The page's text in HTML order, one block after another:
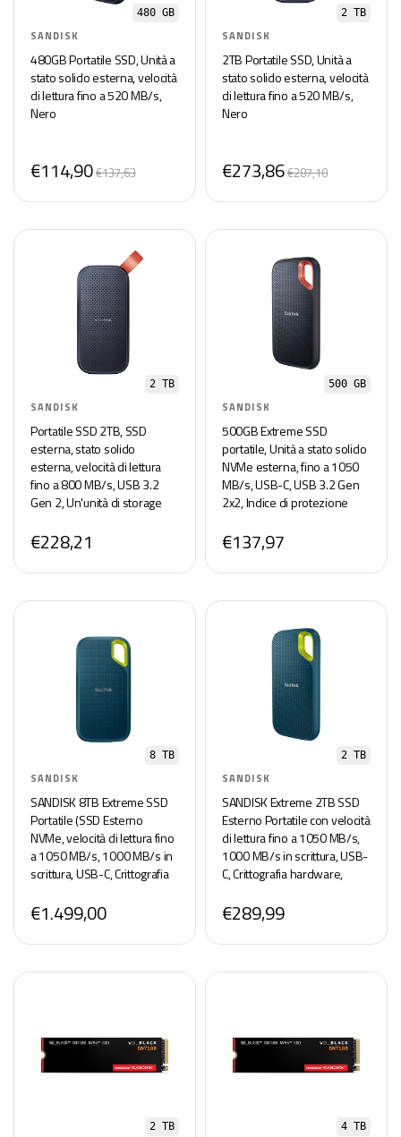
480 GB
SANDISK
480GB Portatile SSD, Unità a
stato solido esterna, velocità
di lettura fino a 520 MB/s,
Nero
€114,90€137,63
2 TB
SANDISK
2TB Portatile SSD, Unità a
stato solido esterna, velocità
di lettura fino a 520 MB/s,
Nero
€273,86€287,10
2 TB
SANDISK
Portatile SSD 2TB, SSD
esterna, stato solido
esterna, velocità di lettura
fino a 800 MB/s, USB 3.2
Gen 2, Un'unità di storage
contentuti e ricordi
€228,21
500 GB
SANDISK
500GB Extreme SSD
portatile, Unità a stato solido
NVMe esterna, fino a 1050
MB/s, USB-C, USB 3.2 Gen
2x2, Indice di protezione
acqua e polvere, Nero
€137,97
8 TB
SANDISK
SANDISK 8TB Extreme SSD
Portatile (SSD Esterno
NVMe, velocità di lettura fino
a 1050 MB/s, 1000 MB/s in
scrittura, USB-C, Crittografia
resistenza ad acqua e
polvere) Monterey
€1.499,00
2 TB
SANDISK
SANDISK Extreme 2TB SSD
Esterno Portatile con velocità
di lettura fino a 1050 MB/s,
1000 MB/s in scrittura, USB-
C, Crittografia hardware,
resistenza ad acqua e
polvere, Monterey
€289,99
2 TB 4 TB